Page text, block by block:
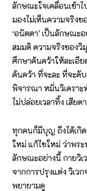
ลักษณะใจเคลื่อนเข้า
มองไม่เห็นความจริงข
‘อนัตตา’ เป็นลักษณะ
สมมติ ความจริงของวิ
ศึกษาค้นคว้าให้ละเอี
ค้นคว้า ที่จะละ ที่จะดั
พิจารณา หมั่นวิเคราะ
ไม่ปล่อยเวลาทิ้ง เสียด
ทุกคนก็มีบุญ ถึงได้เกิ
ใหม่ แก้ไขใหม่ ว่าพร
ลักษณะอย่างนี้ กายวิเ
จากการปรุงแต่ง วิเวก
พยายามดู